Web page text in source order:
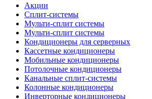
Акции
Сплит-системы
Мульти-сплит системы
Мульти-сплит системы
Кондиционеры для серверных
Кассетные кондиционеры
Мобильные кондиционеры
Потолочные кондиционеры
Канальные сплит-системы
Колонные кондиционеры
Инверторные кондиционеры